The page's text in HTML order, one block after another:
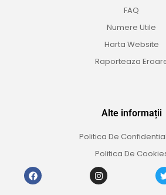
FAQ
Numere Utile
Harta Website
Raporteaza
Alte informații
Politica De
Politica De